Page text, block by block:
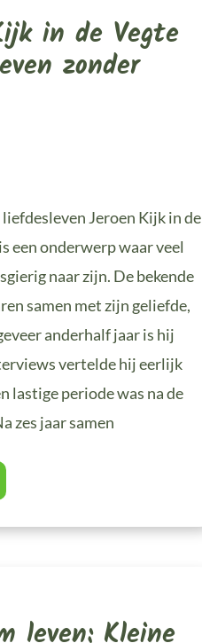
in de Vegte
zonder
Jeroen Kijk in de
een onderwerp waar veel
naar zijn. De bekende
samen met zijn geliefde,
anderhalf jaar is hij
vertelde hij eerlijk
lastige periode was na de
zes jaar samen